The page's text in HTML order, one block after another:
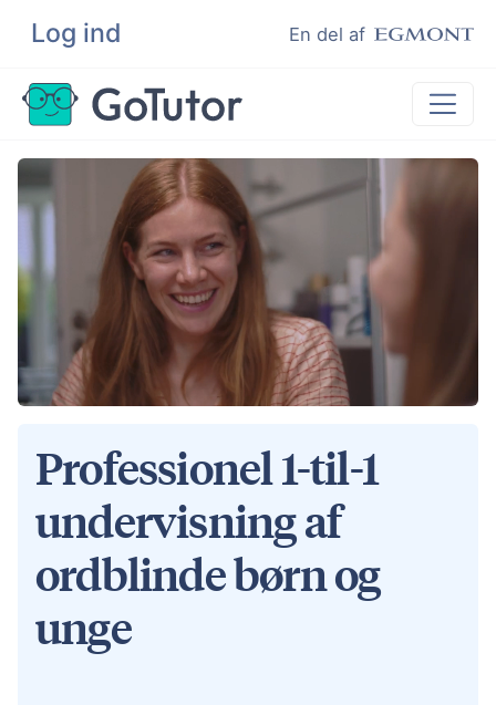
Log ind En del af
Søg
Lektiehjælp
Eksamenshjælp
Hjælp til ordblinde
Kundeudtalelser
Undervisere
Professionel 1-til-1
undervisning af
ordblinde børn og
unge